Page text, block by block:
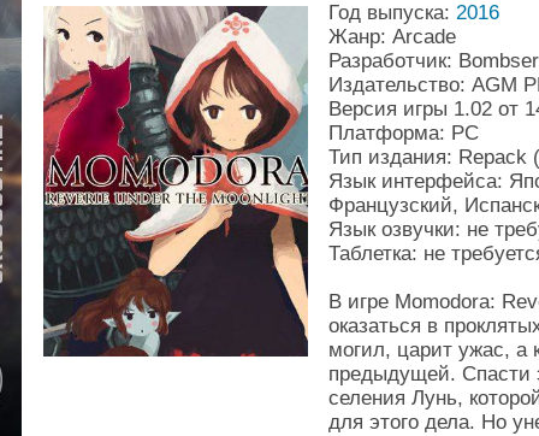
Год выпуска: 2016
Жанр: Arcade
Разработчик:
Издательство: AGM
Версия игры 1.02 от
Платформа: PC
Тип издания: Repack
Язык интерфейса:
Французский,
Язык oзвучки: не
Таблетка: не
В игре Momodora:
оказаться в
могил, царит ужас, а
предыдущей. Спасти
селения Лунь,
для этого дела. Но